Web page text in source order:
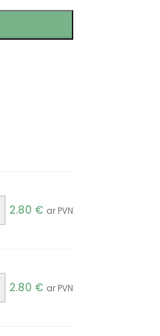
2.80 € ar PVN
2.80 € ar PVN